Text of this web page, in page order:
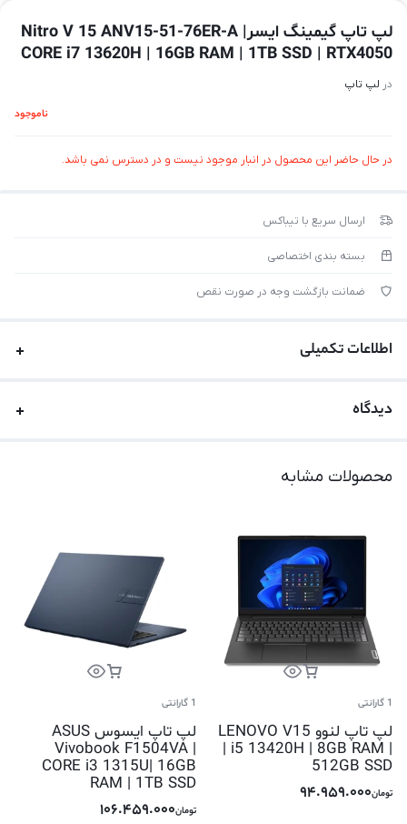
لپ تاپ گیمینگ ایسرNitro V 15 ANV15-51-76ER-A |
CORE i7 13620H | 16GB RAM | 1TB SSD | RTX4050
در لپ تاپ
ناموجود
در حال حاضر این محصول در انبار موجود نیست و در دسترس نمی باشد.
ارسال سریع با تیباکس
بسته بندی اختصاصی
ضمانت بازگشت وجه در صورت نقص
اطلاعات تکمیلی
دیدگاه
محصولات مشابه
1 گارانتی
لپ تاپ لنوو LENOVO V15
| i5 13420H | 8GB RAM |
512GB SSD
تومان94.959.000
1 گارانتی
لپ تاپ ایسوس ASUS
Vivobook F1504VA |
CORE i3 1315U| 16GB
RAM | 1TB SSD
تومان106.459.000